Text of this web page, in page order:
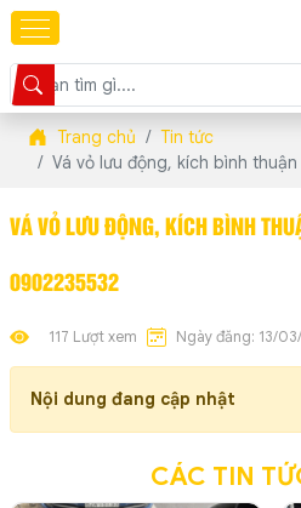
Trang chủ
Tin tức
Vá vỏ lưu động, kích bình
VÁ VỎ LƯU ĐỘNG, KÍCH BÌNH
0902235532
117 Lượt xem Ngày đăng: 13/
Nội dung đang cập nhật
CÁC TIN